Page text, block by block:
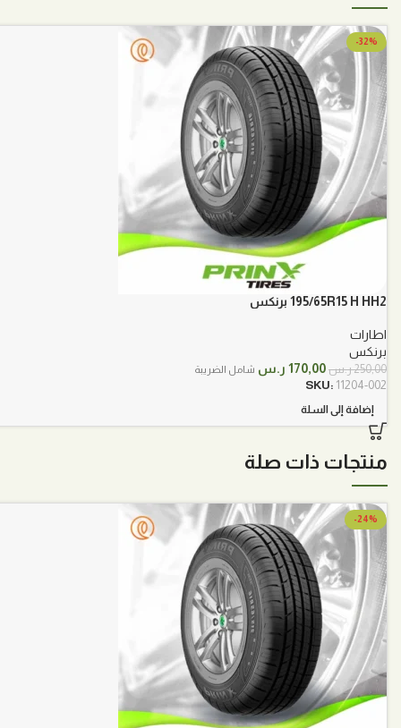
-32%
195/65R15 H HH2 برنكس
اطارات
برنكس
250,00ر.س السعر
الأصلي
هو:
170,00 ر.س السعر
شامل الضريبة
SKU: 11204-002
إضافة إلى السلة
منتجات ذات صلة
-24%